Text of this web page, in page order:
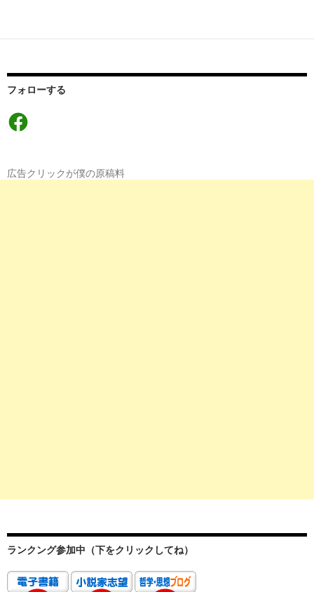
ナ
ゲ
ー
ョ
フォローする
Facebook
広告クリックが僕の原稿料
ランクング参加中（下をクリックしてね）